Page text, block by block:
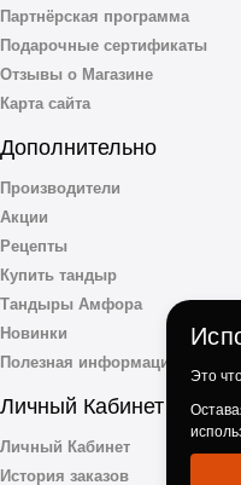
Партнёрская программа
Подарочные сертификаты
Отзывы о Магазине
Карта сайта
Дополнительно
Производители
Акции
Рецепты
Купить тандыр
Тандыры Амфора
Новинки
Полезная информация
Личный Кабинет
Личный Кабинет
История заказов
Это